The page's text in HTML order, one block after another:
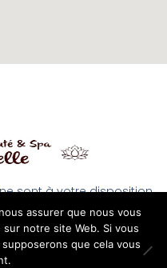
sont à votre disposition
et le Samedi de 9h à 16h
assurer que nous vous
notre site Web. Si vous
que cela vous